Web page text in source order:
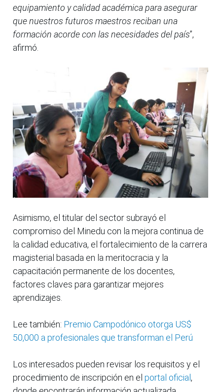
equipamiento y calidad académica para asegurar
que nuestros futuros maestros reciban una
formación acorde con las necesidades del país”,
afirmó.
Asimismo, el titular del sector subrayó el
compromiso del Minedu con la mejora continua de
la calidad educativa, el fortalecimiento de la carrera
magisterial basada en la meritocracia y la
capacitación permanente de los docentes,
factores claves para garantizar mejores
aprendizajes.
Lee también: Premio Campodónico otorga US$
50,000 a profesionales que transforman el Perú
Los interesados pueden revisar los requisitos y el
procedimiento de inscripción en el portal oficial,